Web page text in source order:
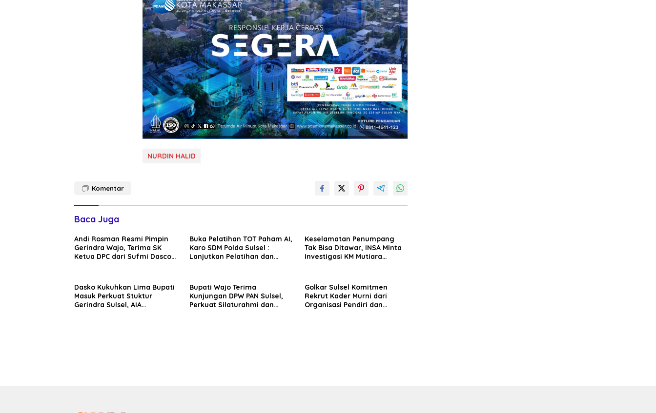
NURDIN HALID
Komentar
Baca Juga
Andi Rosman Resmi Pimpin
Gerindra Wajo, Terima SK
Ketua DPC dari Sufmi Dasco
Buka Pelatihan TOT Paham AI,
Karo SDM Polda Sulsel :
Lanjutkan Pelatihan dan
Keselamatan Penumpang
Tak Bisa Ditawar, INSA Minta
Investigasi KM Mutiara
Dasko Kukuhkan Lima Bupati
Masuk Perkuat Stuktur
Gerindra Sulsel, AIA
Bupati Wajo Terima
Kunjungan DPW PAN Sulsel,
Perkuat Silaturahmi dan
Golkar Sulsel Komitmen
Rekrut Kader Murni dari
Organisasi Pendiri dan